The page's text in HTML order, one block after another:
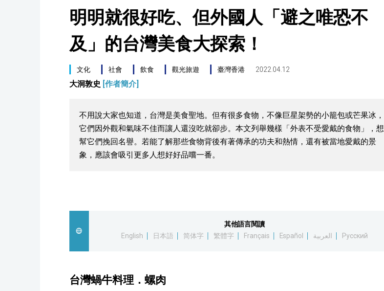
明明就很好吃、但外國人「避之唯恐不
及」的台灣美食大探索！
文化 社會 飲食 觀光旅遊 臺灣香港 2022.04.12
大洞敦史 [作者簡介]
不用說大家也知道，台灣是美食聖地。但有很多食物，不像巨星架勢的小籠包或芒果冰，
它們因外觀和氣味不佳而讓人還沒吃就卻步。本文列舉幾樣「外表不受愛戴的食物」，想
幫它們挽回名譽。若能了解那些食物背後有著傳承的功夫和熱情，還有被當地愛戴的景
象，應該會吸引更多人想好好品嚐一番。
其他語言閱讀
English
日本語 简体字 繁體字 Français Español العربية Русский
台灣蝸牛料理．螺肉